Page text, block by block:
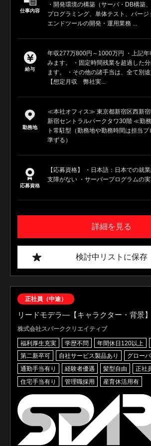
仕事内容
・開発環境の構築（サーバ・DB構築
プログラミング、単体テスト、バージ
エンドツールの開発・運用業務 ...
給与
年収277万800円～1000万円 ・上記
みます。 ・固定時間残業を超過した
ます。 ・その他の諸手当は、全て別途
【想定月収 弊社実...
勤務地
≪本社オフィス≫ 東京都新宿区西新
新宿セントラルパークタワ30階 ≪勤
ト常駐型（勤務地や勤務時間は担当
準ずる）
応募資格
【応募資格】 ・日本語：日本での就
支障がない ・サーバープログラムの実
詳細を見る
検討中リストに保存
正社員（中途）
リードモデラ―【キャラクター・背景】
株式会社スパーククリエイティブ
福利厚生充実 学歴不問 年間休日120以上
第二新卒可
自社サービス製品あり
グロー
通勤手当有り
経験者優遇 髪型自由
正社
住宅手当有り
管理職採用 産育休活用有